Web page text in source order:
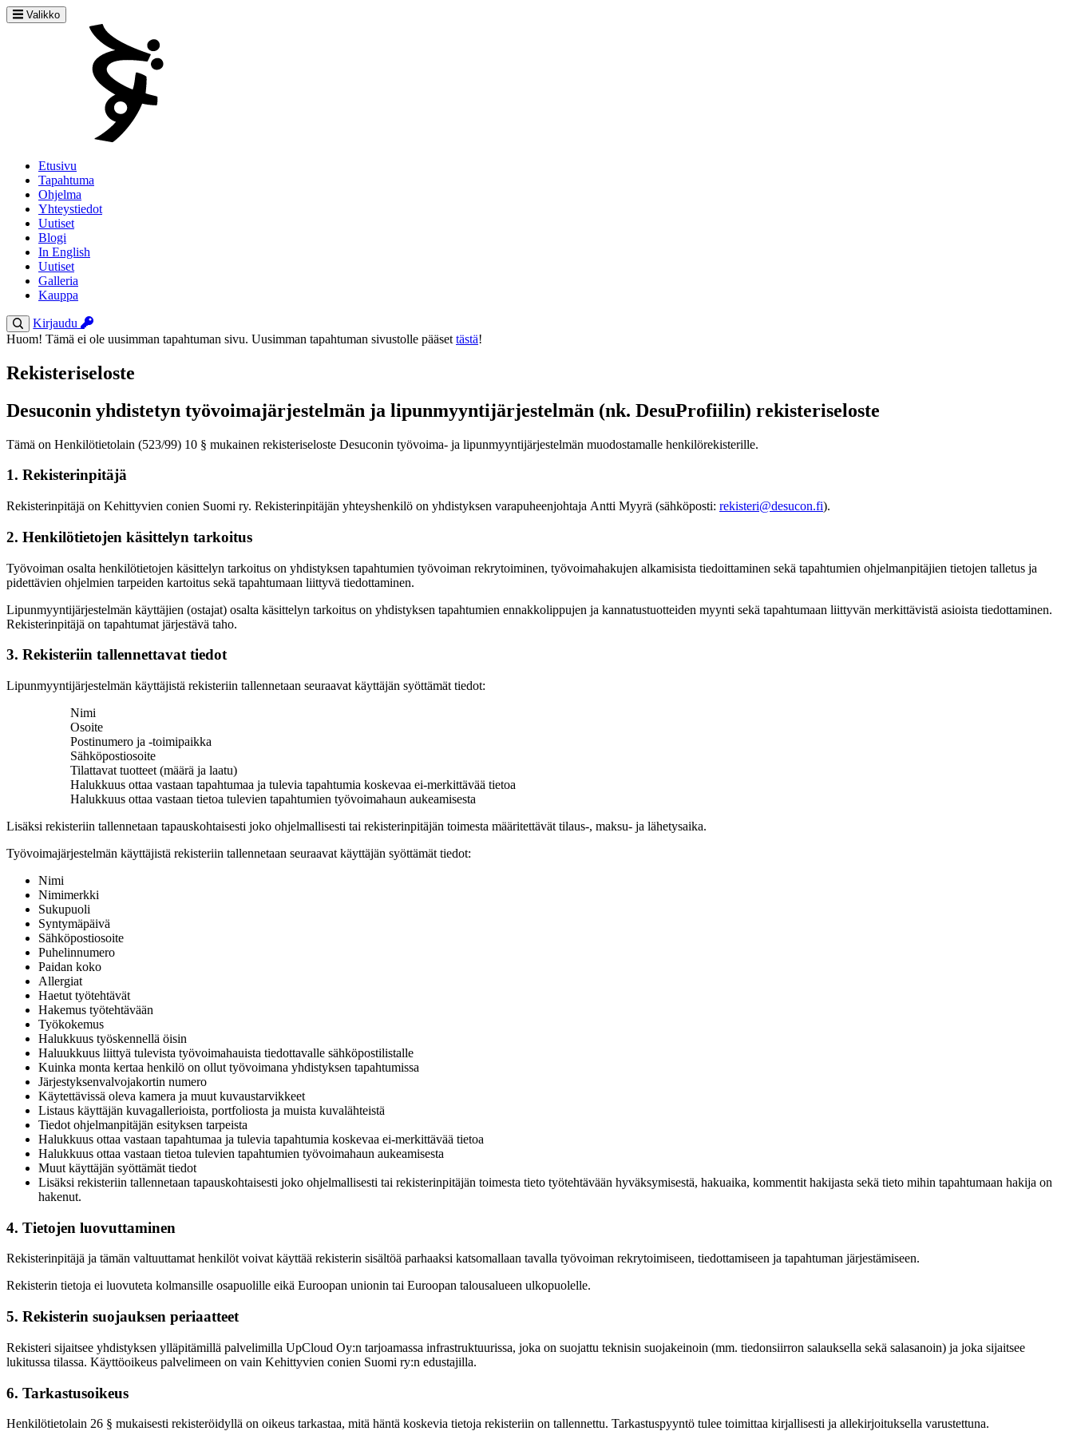
Valikko
Etusivu
Tapahtuma
Ohjelma
Yhteystiedot
Uutiset
Blogi
In English
Uutiset
Galleria
Kauppa
Kirjaudu
Huom! Tämä ei ole uusimman tapahtuman sivu. Uusimman tapahtuman sivustolle pääset tästä!
Rekisteriseloste
Desuconin yhdistetyn työvoimajärjestelmän ja lipunmyyntijärjestelmän (nk. DesuProfiilin) rekisteriseloste
Tämä on Henkilötietolain (523/99) 10 § mukainen rekisteriseloste Desuconin työvoima- ja lipunmyyntijärjestelmän muodostamalle henkilörekisterille.
1. Rekisterinpitäjä
Rekisterinpitäjä on Kehittyvien conien Suomi ry. Rekisterinpitäjän yhteyshenkilö on yhdistyksen varapuheenjohtaja Antti Myyrä (sähköposti: rekisteri@desucon.fi).
2. Henkilötietojen käsittelyn tarkoitus
Työvoiman osalta henkilötietojen käsittelyn tarkoitus on yhdistyksen tapahtumien työvoiman rekrytoiminen, työvoimahakujen alkamisista tiedoittaminen sekä tapahtumien ohjelmanpitäjien tietojen talletus ja
pidettävien ohjelmien tarpeiden kartoitus sekä tapahtumaan liittyvä tiedottaminen.
Lipunmyyntijärjestelmän käyttäjien (ostajat) osalta käsittelyn tarkoitus on yhdistyksen tapahtumien ennakkolippujen ja kannatustuotteiden myynti sekä tapahtumaan liittyvän merkittävistä asioista tiedottaminen.
Rekisterinpitäjä on tapahtumat järjestävä taho.
3. Rekisteriin tallennettavat tiedot
Lipunmyyntijärjestelmän käyttäjistä rekisteriin tallennetaan seuraavat käyttäjän syöttämät tiedot:
Nimi
Osoite
Postinumero ja -toimipaikka
Sähköpostiosoite
Tilattavat tuotteet (määrä ja laatu)
Halukkuus ottaa vastaan tapahtumaa ja tulevia tapahtumia koskevaa ei-merkittävää tietoa
Halukkuus ottaa vastaan tietoa tulevien tapahtumien työvoimahaun aukeamisesta
Lisäksi rekisteriin tallennetaan tapauskohtaisesti joko ohjelmallisesti tai rekisterinpitäjän toimesta määritettävät tilaus-, maksu- ja lähetysaika.
Työvoimajärjestelmän käyttäjistä rekisteriin tallennetaan seuraavat käyttäjän syöttämät tiedot:
Nimi
Nimimerkki
Sukupuoli
Syntymäpäivä
Sähköpostiosoite
Puhelinnumero
Paidan koko
Allergiat
Haetut työtehtävät
Hakemus työtehtävään
Työkokemus
Halukkuus työskennellä öisin
Haluukkuus liittyä tulevista työvoimahauista tiedottavalle sähköpostilistalle
Kuinka monta kertaa henkilö on ollut työvoimana yhdistyksen tapahtumissa
Järjestyksenvalvojakortin numero
Käytettävissä oleva kamera ja muut kuvaustarvikkeet
Listaus käyttäjän kuvagallerioista, portfoliosta ja muista kuvalähteistä
Tiedot ohjelmanpitäjän esityksen tarpeista
Halukkuus ottaa vastaan tapahtumaa ja tulevia tapahtumia koskevaa ei-merkittävää tietoa
Halukkuus ottaa vastaan tietoa tulevien tapahtumien työvoimahaun aukeamisesta
Muut käyttäjän syöttämät tiedot
Lisäksi rekisteriin tallennetaan tapauskohtaisesti joko ohjelmallisesti tai rekisterinpitäjän toimesta tieto työtehtävään hyväksymisestä, hakuaika, kommentit hakijasta sekä tieto mihin tapahtumaan hakija on
hakenut.
4. Tietojen luovuttaminen
Rekisterinpitäjä ja tämän valtuuttamat henkilöt voivat käyttää rekisterin sisältöä parhaaksi katsomallaan tavalla työvoiman rekrytoimiseen, tiedottamiseen ja tapahtuman järjestämiseen.
Rekisterin tietoja ei luovuteta kolmansille osapuolille eikä Euroopan unionin tai Euroopan talousalueen ulkopuolelle.
5. Rekisterin suojauksen periaatteet
Rekisteri sijaitsee yhdistyksen ylläpitämillä palvelimilla UpCloud Oy:n tarjoamassa infrastruktuurissa, joka on suojattu teknisin suojakeinoin (mm. tiedonsiirron salauksella sekä salasanoin) ja joka sijaitsee
lukitussa tilassa. Käyttöoikeus palvelimeen on vain Kehittyvien conien Suomi ry:n edustajilla.
6. Tarkastusoikeus
Henkilötietolain 26 § mukaisesti rekisteröidyllä on oikeus tarkastaa, mitä häntä koskevia tietoja rekisteriin on tallennettu. Tarkastuspyyntö tulee toimittaa kirjallisesti ja allekirjoituksella varustettuna.